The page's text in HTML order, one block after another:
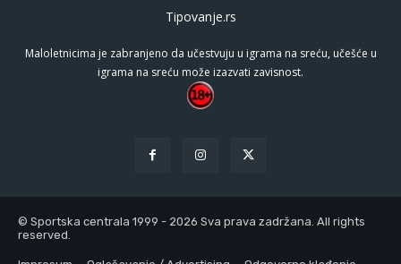
Tipovanje.rs
Maloletnicima je zabranjeno da učestvuju u igrama na sreću, učešće u
igrama na sreću može izazvati zavisnost.
© Sportska centrala 1999 - 2026 Sva prava zadržana. All rights
reserved.